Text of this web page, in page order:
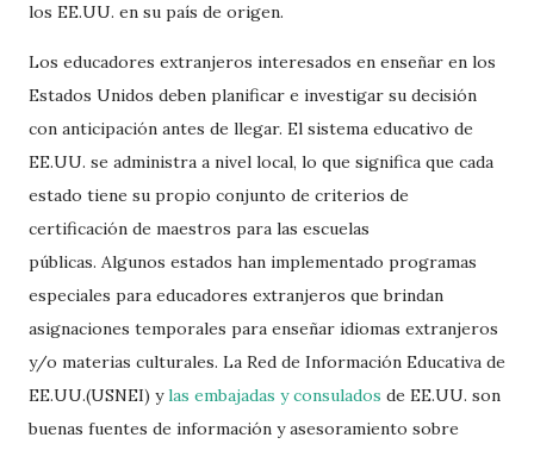
los EE.UU. en su país de origen.
Los educadores extranjeros interesados ​​en enseñar en los
Estados Unidos deben planificar e investigar su decisión
con anticipación antes de llegar. El sistema educativo de
EE.UU. se administra a nivel local, lo que significa que cada
estado tiene su propio conjunto de criterios de
certificación de maestros para las escuelas
públicas. Algunos estados han implementado programas
especiales para educadores extranjeros que brindan
asignaciones temporales para enseñar idiomas extranjeros
y/o materias culturales. La Red de Información Educativa de
EE.UU.(USNEI) ylas embajadas y consulados de EE.UU. son
buenas fuentes de información y asesoramiento sobre